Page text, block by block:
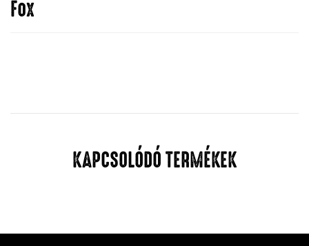
Fox
KAPCSOLÓDÓ TERMÉKEK